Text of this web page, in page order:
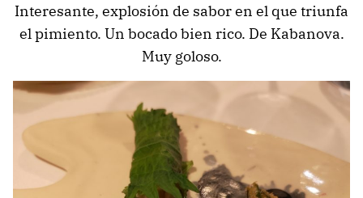
Interesante, explosión de sabor en el que triunfa
el pimiento. Un bocado bien rico. De Kabanova.
Muy goloso.